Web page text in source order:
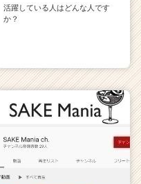
活躍している人はどんな人です
か？